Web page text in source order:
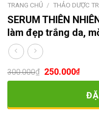
TRANG CHỦ / THẢO DƯỢC
SERUM THIÊN
làm đẹp trắng da,
300.000₫ 250.000₫